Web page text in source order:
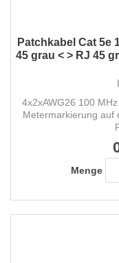
Patchkabel Cat 5e
45 grau < > RJ 45
4x2xAWG26 100
Metermarkierung auf
Menge